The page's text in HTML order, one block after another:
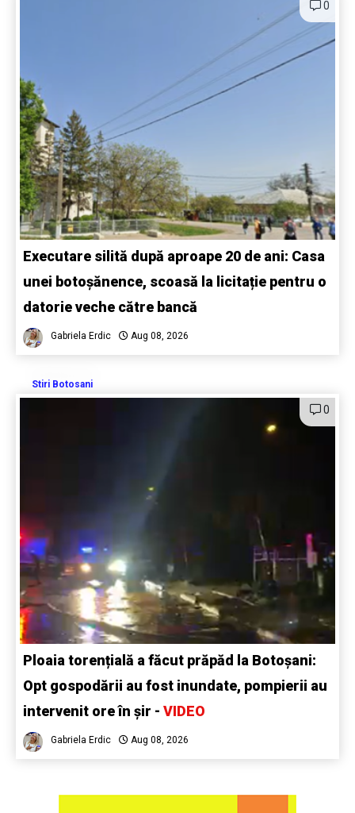
0
Executare silită după aproape 20 de ani: Casa
unei botoșănence, scoasă la licitație pentru o
datorie veche către bancă
Gabriela Erdic Aug 08, 2026
Stiri Botosani
0
Ploaia torențială a făcut prăpăd la Botoșani:
Opt gospodării au fost inundate, pompierii au
intervenit ore în șir - VIDEO
Gabriela Erdic Aug 08, 2026